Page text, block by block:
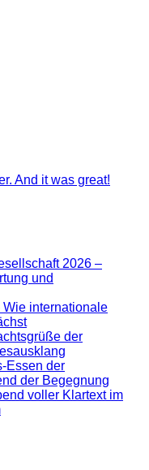
And it was great!
2026 –
und
Wie internationale
der
Essen der
der Begegnung
voller Klartext im